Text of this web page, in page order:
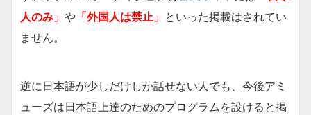
人のみ」 や 「外国人は禁止」 といった掲載はされてい
ません。
逆に日本語が少しだけしか話せない人でも、今後アミ
ューズは日本語上達のためのプログラムを設けると掲